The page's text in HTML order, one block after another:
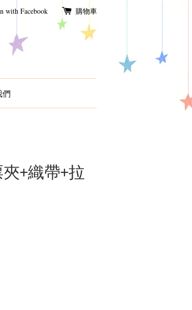
with Facebook 購物車
們
+織帶+拉